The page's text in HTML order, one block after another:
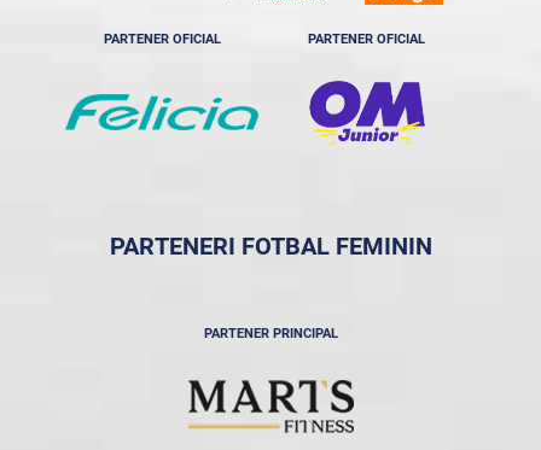
PARTENER OFICIAL PARTENER OFICIAL
PARTENERI FOTBAL FEMININ
PARTENER PRINCIPAL